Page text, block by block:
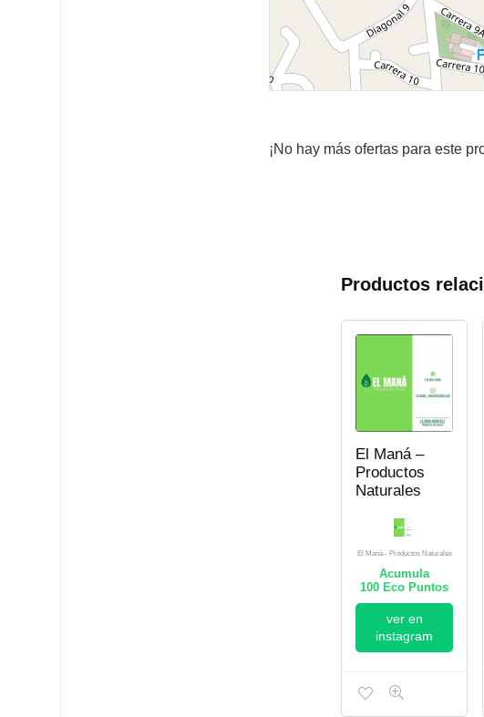
¡No hay más ofertas para este
Productos
El Maná –
Productos
Naturales
El Maná - Productos Naturales
Acumula
100 Eco Puntos
ver en
instagram